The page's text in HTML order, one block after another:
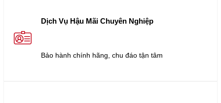
Dịch Vụ Hậu Mãi Chuyên Nghiệp
Bảo hành chính hãng, chu đáo tận tâm